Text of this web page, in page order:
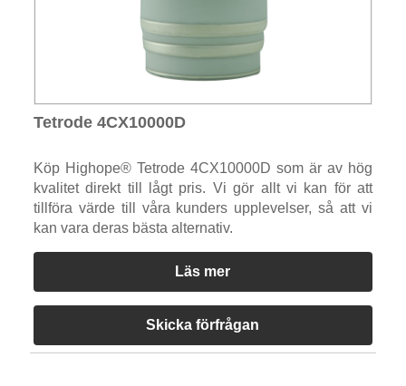
Tetrode 4CX10000D
Köp Highope® Tetrode 4CX10000D som är av hög
kvalitet direkt till lågt pris. Vi gör allt vi kan för att
tillföra värde till våra kunders upplevelser, så att vi
kan vara deras bästa alternativ.
Läs mer
Skicka förfrågan